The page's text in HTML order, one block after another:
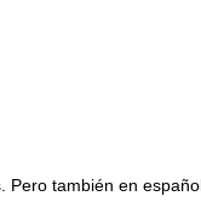
también en